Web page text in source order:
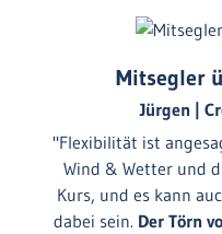
. Die
Herbst mit kräftigem
kontrastreichen
Natur und der
liegen dabei dicht
präzise mit
undRadar.
Shetland oder
Mitsegler
Jürgen |
"Flexibilität ist
Wind & Wetter und
Kurs, und es kann
dabei sein. Der Törn